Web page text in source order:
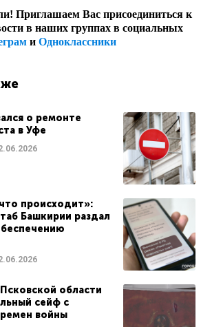
Приглашаем Вас присоединиться к
в наших группах в социальных
и Одноклассники
о ремонте
в Уфе
происходит»:
Башкирии раздал
области
сейф с
войны